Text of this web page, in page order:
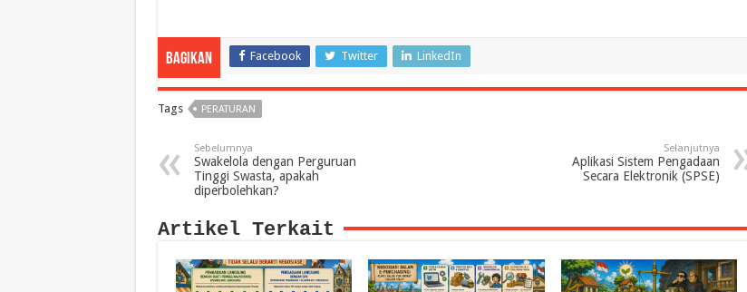
Bagikan Facebook Twitter LinkedIn
Tags PERATURAN
Sebelumnya
Swakelola dengan Perguruan
Tinggi Swasta, apakah
diperbolehkan?
Selanjutnya
Aplikasi Sistem Pengadaan
Secara Elektronik (SPSE)
Artikel Terkait